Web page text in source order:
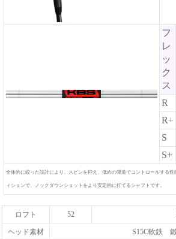
フ
レ
ッ
ク
ス
R
R+
S
S+
全体的に絞った設計により、スピンを抑え、低めの弾道でコントロールする
ィションで、ノックダウンショットをより安定的に打てるシャフトです。
ロフト 52
ヘッド素材 S15C軟鉄